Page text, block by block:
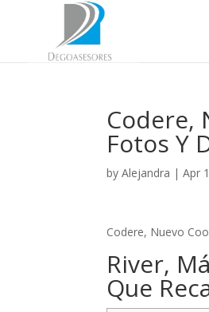
Codere,
Fotos Y
byAlejandra |Apr
Codere, Nuevo
River,
Que